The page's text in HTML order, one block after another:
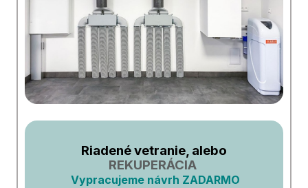
Riadené vetranie, alebo
REKUPERÁCIA
Vypracujeme návrh ZADARMO